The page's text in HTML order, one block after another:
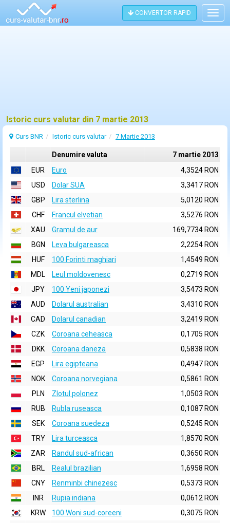
CONVERTOR RAPID
Istoric curs valutar din 7 martie 2013
Curs BNR Istoric curs valutar 7 Martie 2013
Denumire valuta
7 martie 2013
EUR
Euro
4,3524 RON
USD
Dolar SUA
3,3417 RON
GBP
Lira sterlina
5,0120 RON
CHF
Francul elvetian
3,5276 RON
XAU
Gramul de aur
169,7734 RON
BGN
Leva bulgareasca
2,2254 RON
HUF
100 Forinti maghiari
1,4549 RON
MDL
Leul moldovenesc
0,2719 RON
JPY
100 Yeni japonezi
3,5473 RON
AUD
Dolarul australian
3,4310 RON
CAD
Dolarul canadian
3,2419 RON
CZK
Coroana ceheasca
0,1705 RON
DKK
Coroana daneza
0,5838 RON
EGP
Lira egipteana
0,4947 RON
NOK
Coroana norvegiana
0,5861 RON
PLN
Zlotul polonez
1,0503 RON
RUB
Rubla ruseasca
0,1087 RON
SEK
Coroana suedeza
0,5245 RON
TRY
Lira turceasca
1,8570 RON
ZAR
Randul sud-african
0,3650 RON
BRL
Realul brazilian
1,6958 RON
CNY
Renminbi chinezesc
0,5373 RON
INR
Rupia indiana
0,0612 RON
KRW
100 Woni sud-coreeni
0,3075 RON